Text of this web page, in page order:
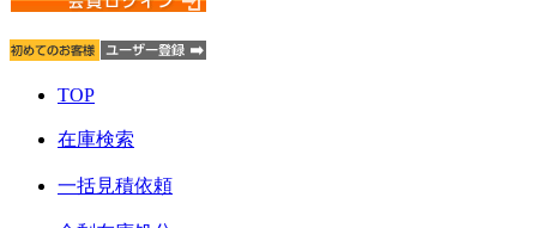
TOP
在庫検索
一括見積依頼